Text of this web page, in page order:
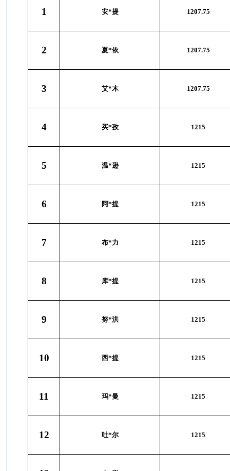
1 安*提 1207.75
2 夏*依 1207.75
3 艾*木 1207.75
4 买*孜 1215
5 温*逊 1215
6 阿*提 1215
7 布*力 1215
8 库*提 1215
9 努*洪 1215
10 西*提 1215
11 玛*曼 1215
12 吐*尔 1215